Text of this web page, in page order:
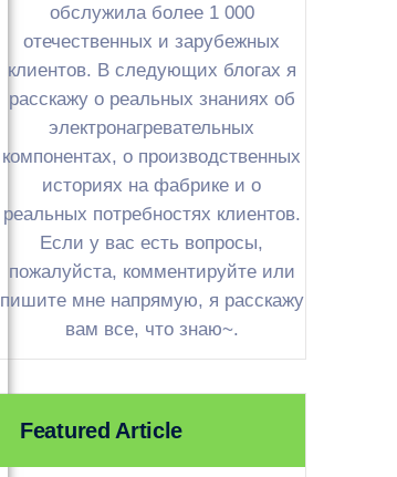
обслужила более 1 000
отечественных и зарубежных
клиентов. В следующих блогах я
расскажу о реальных знаниях об
электронагревательных
компонентах, о производственных
историях на фабрике и о
реальных потребностях клиентов.
Если у вас есть вопросы,
пожалуйста, комментируйте или
пишите мне напрямую, я расскажу
вам все, что знаю~.
Featured Article